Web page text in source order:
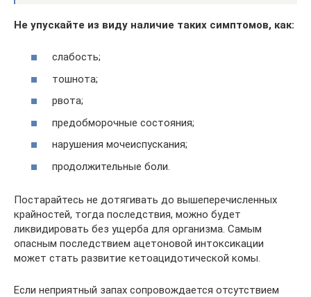
Не упускайте из виду наличие таких симптомов, как:
слабость;
тошнота;
рвота;
предобморочные состояния;
нарушения мочеиспускания;
продолжительные боли.
Постарайтесь не дотягивать до вышеперечисленных
крайностей, тогда последствия, можно будет
ликвидировать без ущерба для организма. Самым
опасным последствием ацетоновой интоксикации
может стать развитие кетоацидотической комы.
Если неприятный запах сопровождается отсутствием